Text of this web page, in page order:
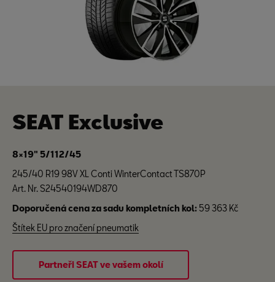
SEAT Exclusive
8×19" 5/112/45
245/40 R19 98V XL Conti WinterContact TS870P
Art. Nr. S24540194WD870
Doporučená cena za sadu kompletních kol: 59 363 Kč
Štítek EU pro značení pneumatik
Partneři SEAT ve vašem okolí